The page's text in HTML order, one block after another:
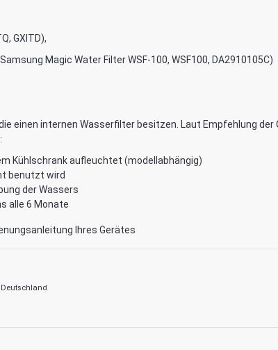
GXITD),
Magic Water Filter WSF-100, WSF100, DA2910105C)
einen internen Wasserfilter besitzen. Laut Empfehlung
Kühlschrank aufleuchtet (modellabhängig)
benutzt wird
der Wassers
alle 6 Monate
Ihres Gerätes
Deutschland